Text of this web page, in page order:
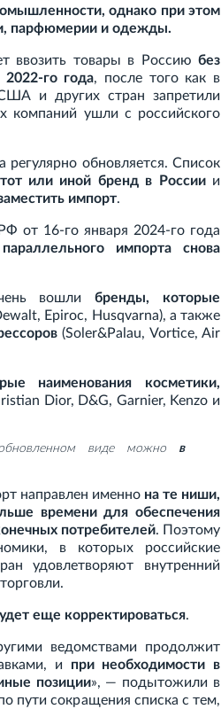
однако при этом
парфюмерии и одежды.
ввозить товары в Россию без
2022-го года, после того как в
и других стран запретили
компаний ушли с российского
обновляется. Список
или иной бренд в Россиии
импорт.
от 16-го января 2024-го года
импорта снова
вошлибренды, которые
Epiroc, Husqvarna), а также
(Soler&Palau, Vortice, Air
наименования косметики,
Dior, D&G, Garnier, Kenzo и
виде можно в
направлен именно на те ниши,
времени для обеспечения
потребителей. Поэтому
в которых российские
удовлетворяют внутренний
еще корректироваться.
ведомствами продолжит
и при необходимости в
позиции», — подытожили в
пути сокращения списка с тем,